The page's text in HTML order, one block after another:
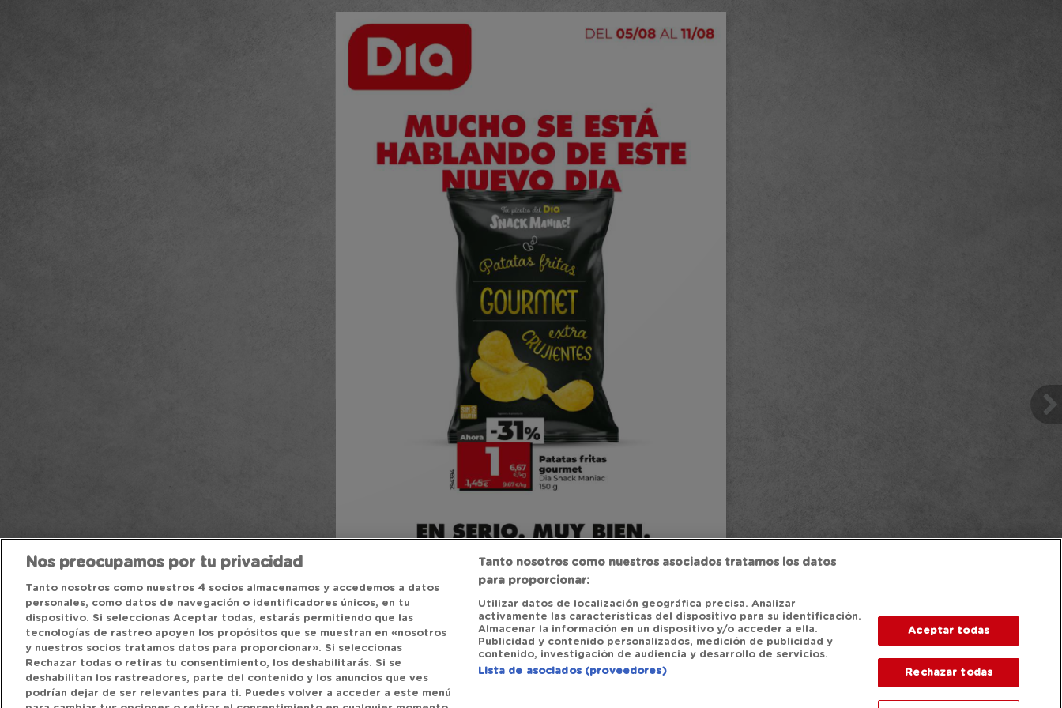
Nos preocupamos por tu privacidad
Tanto nosotros como nuestros 4 socios almacenamos y accedemos a datos
personales, como datos de navegación o identificadores únicos, en tu
dispositivo. Si seleccionas Aceptar todas, estarás permitiendo que las
tecnologías de rastreo apoyen los propósitos que se muestran en «nosotros
y nuestros socios tratamos datos para proporcionar». Si seleccionas
Rechazar todas o retiras tu consentimiento, los deshabilitarás. Si se
deshabilitan los rastreadores, parte del contenido y los anuncios que ves
podrían dejar de ser relevantes para ti. Puedes volver a acceder a este menú
Tanto nosotros como nuestros asociados tratamos los datos
para proporcionar:
Utilizar datos de localización geográfica precisa. Analizar
activamente las características del dispositivo para su identificación.
Almacenar la información en un dispositivo y/o acceder a ella.
Publicidad y contenido personalizados, medición de publicidad y
contenido, investigación de audiencia y desarrollo de servicios.
Lista de asociados (proveedores)
Aceptar todas
Rechazar todas